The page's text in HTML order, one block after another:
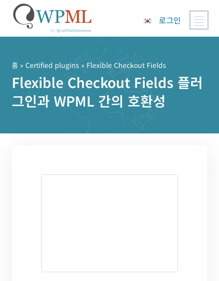
로그인
홈 » Certified plugins » Flexible Checkout Fields
Flexible Checkout Fields 플러
그인과 WPML 간의 호환성